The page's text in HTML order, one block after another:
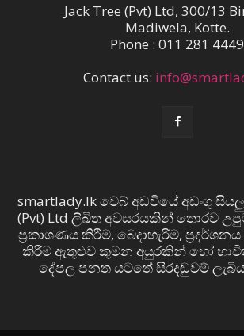
Jack Tree (Pvt) Ltd, 300/13
Madiwela, Kotte.
Phone : 011 281 4449
Contact us:
smartlady.lk වෙබ් අඩවියේ අඩංගු
(Pvt) Ltd ලිඛිත අවසරයකින් තොරව
ප්‍රකාශණය කිරීම, බෙදාහැරීම,
කිරීම ඇතුළුව කුමන අයුරකින් හෝ
දේපල පනත යටතේ සිරදඬුවම්